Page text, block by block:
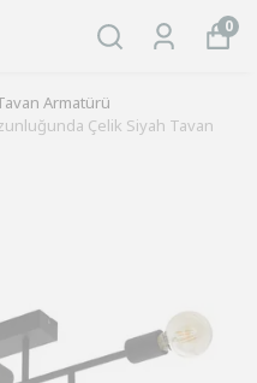
0
Armatürü
Çelik Siyah Tavan